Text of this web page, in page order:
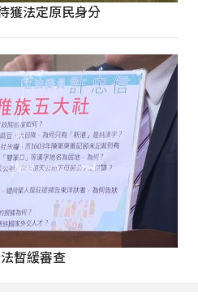
獲法定原民身分
暫緩審查